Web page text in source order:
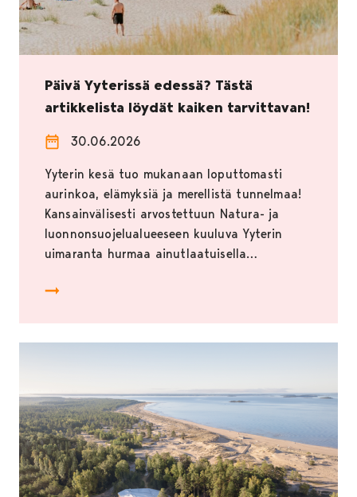
Päivä Yyterissä edessä? Tästä
artikkelista löydät kaiken tarvittavan!
30.06.2026
Yyterin kesä tuo mukanaan loputtomasti
aurinkoa, elämyksiä ja merellistä tunnelmaa!
Kansainvälisesti arvostettuun Natura- ja
luonnonsuojelualueeseen kuuluva Yyterin
uimaranta hurmaa ainutlaatuisella…
Päivä Yyterissä edessä? Tästä artikkelista löydät